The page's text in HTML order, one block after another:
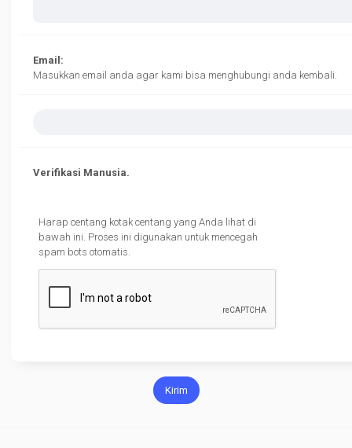
Email:
Masukkan email anda agar kami bisa menghubungi anda kembali.
Verifikasi Manusia.
Harap centang kotak centang yang Anda lihat di
bawah ini. Proses ini digunakan untuk mencegah
spam bots otomatis.